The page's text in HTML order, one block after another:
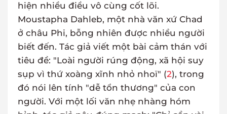
hiện nhiều điều vô cùng cốt lõi.
Moustapha Dahleb, một nhà văn xứ Chad
ở châu Phi, bỗng nhiên được nhiều người
biết đến. Tác giả viết một bài cảm thán với
tiêu đề: "Loài người rúng động, xã hội suy
sụp vì thứ xoàng xĩnh nhỏ nhoï" (2), trong
đó nói lên tính "dễ tổn thương" của con
người. Với một lối văn nhẹ nhàng hóm